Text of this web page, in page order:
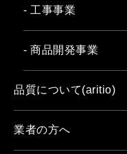
- 工事事業
- 商品開発事業
品質について(aritio)
業者の方へ